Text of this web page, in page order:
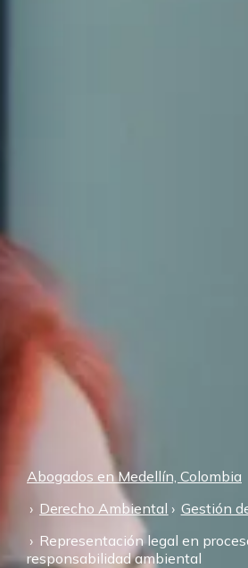
Abogados en Medellín, Colombia
Derecho Ambiental
Gestión
Representación legal en
responsabilidad ambiental